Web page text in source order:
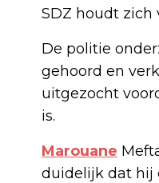
SDZ houdt zich
De politie
gehoord en
uitgezocht
is.
Marouane
duidelijk dat hij